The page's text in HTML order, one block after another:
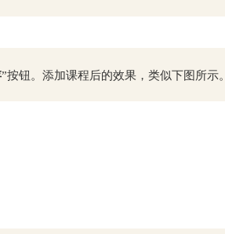
”按钮。添加课程后的效果，类似下图所示。